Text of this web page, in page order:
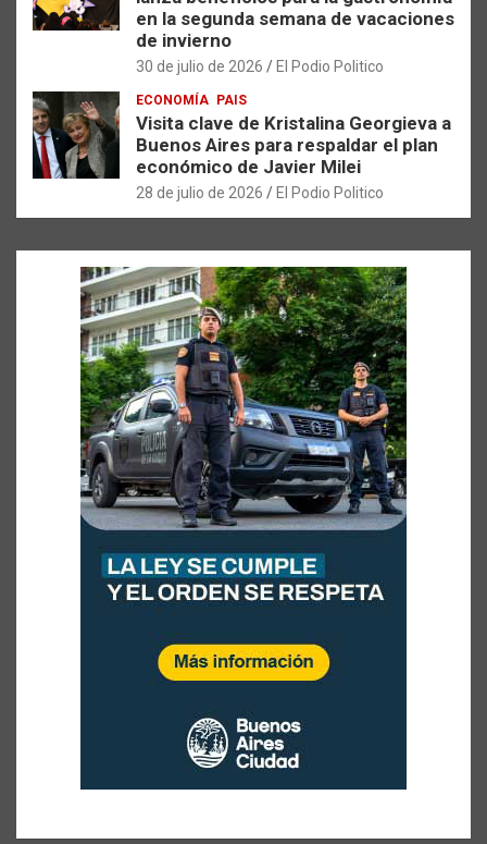
en la segunda semana de vacaciones
de invierno
30 de julio de 2026 El Podio Politico
ECONOMÍA PAIS
Visita clave de Kristalina Georgieva a
Buenos Aires para respaldar el plan
económico de Javier Milei
28 de julio de 2026 El Podio Politico